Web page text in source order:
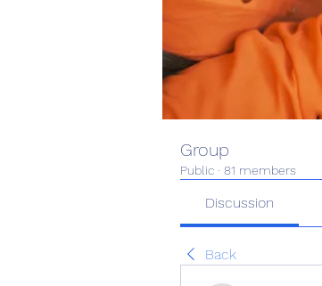
Group
Public · 81 members
Discussion
Back